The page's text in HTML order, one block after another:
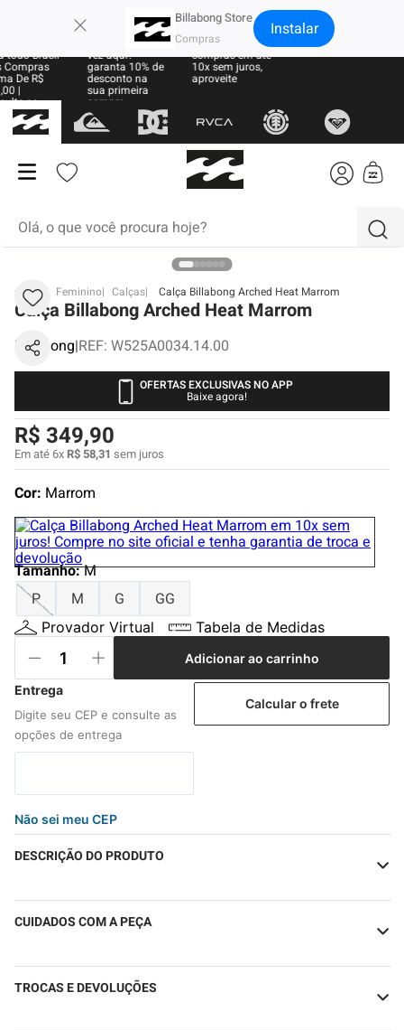
Billabong Store Instalar
todo Brasil
De R$
|
as
Sua primeira
vez aqui?
garanta 10% de
desconto na
sua primeira
compra
Parcele suas
compras em até
10x sem juros,
aproveite
BB Feminino Calças Calça Billabong Arched Heat Marrom
Calça Billabong Arched Heat Marrom
Billabong|REF: W525A0034.14.00
OFERTAS EXCLUSIVAS NO APP
Baixe agora!
R$ 349,90
Em até 6xR$ 58,31 sem juros
Cor: Marrom
Tamanho:M
P
M G GG
Provador Virtual Tabela de Medidas
Adicionar ao carrinho
Não sei meu CEP
Calcular o frete
DESCRIÇÃO DO PRODUTO
CUIDADOS COM A PEÇA
TROCAS E DEVOLUÇÕES
termos mais buscados
1º
moletom
2º
regata
4º
boardshort
5º
camiseta
6º
bermuda
8º
carteira
9º
mochila
10
chinelo